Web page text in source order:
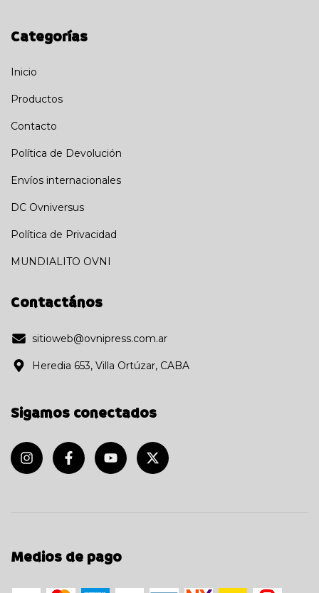
Categorías
Inicio
Productos
Contacto
Política de Devolución
Envíos internacionales
DC Ovniversus
Política de Privacidad
MUNDIALITO OVNI
Contactános
sitioweb@ovnipress.com.ar
Heredia 653, Villa Ortúzar, CABA
Sigamos conectados
Medios de pago